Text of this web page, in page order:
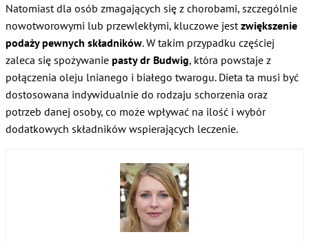
Natomiast dla osób zmagających się z chorobami, szczególnie
nowotworowymi lub przewlekłymi, kluczowe jest zwiększenie
podaży pewnych składników. W takim przypadku częściej
zaleca się spożywanie pasty dr Budwig, która powstaje z
połączenia oleju lnianego i białego twarogu. Dieta ta musi być
dostosowana indywidualnie do rodzaju schorzenia oraz
potrzeb danej osoby, co może wpływać na ilość i wybór
dodatkowych składników wspierających leczenie.